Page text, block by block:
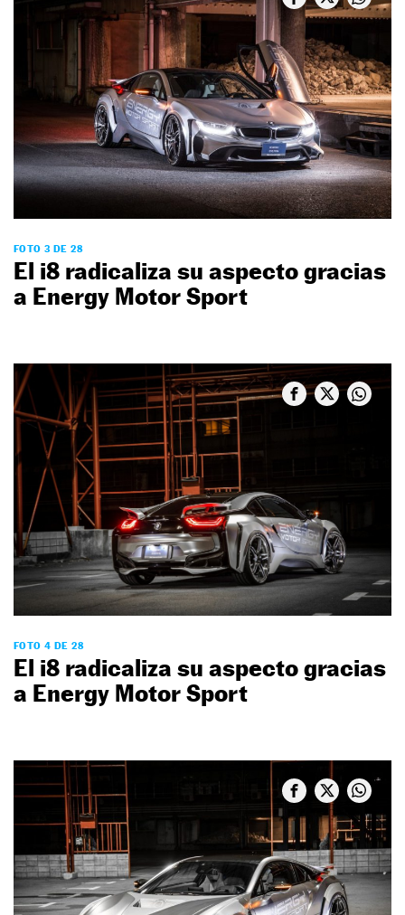
FOTO 3 DE 28
El i8 radicaliza su aspecto gracias
a Energy Motor Sport
FOTO 4 DE 28
El i8 radicaliza su aspecto gracias
a Energy Motor Sport